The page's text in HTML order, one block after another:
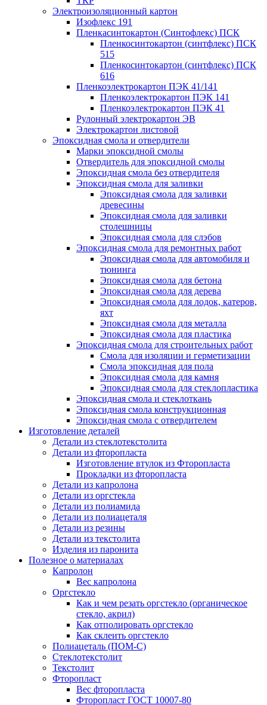
Электроизоляционный картон
Изофлекс 191
Пленкасинтокартон (Синтофлекс) ПСК
Пленкосинтокартон (синтфлекс) ПСК
515
Пленкосинтокартон (синтфлекс) ПСК
616
Пленкоэлектрокартон ПЭК 41/141
Пленкоэлектрокартон ПЭК 141
Пленкоэлектрокартон ПЭК 41
Рулонный электрокартон ЭВ
Электрокартон листовой
Эпоксидная смола и отвердители
Марки эпоксидной смолы
Отвердитель для эпоксидной смолы
Эпоксидная смола без отвердителя
Эпоксидная смола для заливки
Эпоксидная смола для заливки
древесины
Эпоксидная смола для заливки
столешницы
Эпоксидная смола для слэбов
Эпоксидная смола для ремонтных работ
Эпоксидная смола для автомобиля и
тюнинга
Эпоксидная смола для бетона
Эпоксидная смола для дерева
Эпоксидная смола для лодок, катеров,
яхт
Эпоксидная смола для металла
Эпоксидная смола для пластика
Эпоксидная смола для строительных работ
Смола для изоляции и герметизации
Смола эпоксидная для пола
Эпоксидная смола для камня
Эпоксидная смола для стеклопластика
Эпоксидная смола и стеклоткань
Эпоксидная смола конструкционная
Эпоксидная смола с отвердителем
Изготовление деталей
Детали из стеклотекстолита
Детали из фторопласта
Изготовление втулок из Фторопласта
Прокладки из фторопласта
Детали из капролона
Детали из оргстекла
Детали из полиамида
Детали из полиацеталя
Детали из резины
Детали из текстолита
Изделия из паронита
Полезное о материалах
Капролон
Вес капролона
Оргстекло
Как и чем резать оргстекло (органическое
стекло, акрил)
Как отполировать оргстекло
Как склеить оргстекло
Полиацеталь (ПОМ-С)
Стеклотекстолит
Текстолит
Фторопласт
Вес фторопласта
Фторопласт ГОСТ 10007-80